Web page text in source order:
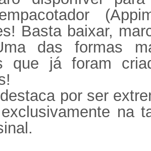
Basta baixar,
das formas
que já foram
por ser
na